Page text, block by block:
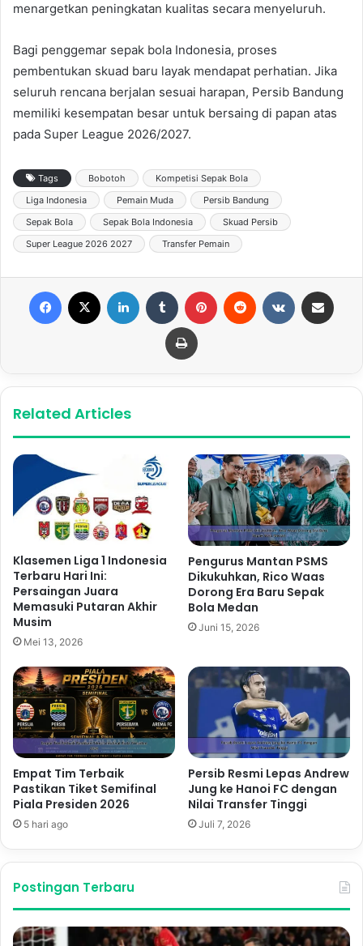
menargetkan peningkatan kualitas secara menyeluruh.
Bagi penggemar sepak bola Indonesia, proses
pembentukan skuad baru layak mendapat perhatian. Jika
seluruh rencana berjalan sesuai harapan, Persib Bandung
memiliki kesempatan besar untuk bersaing di papan atas
pada Super League 2026/2027.
Tags Bobotoh
Kompetisi Sepak Bola
Liga Indonesia
Pemain Muda
Persib Bandung
Sepak Bola
Sepak Bola Indonesia
Skuad Persib
Super League 2026 2027
Transfer Pemain
Print
Related Articles
Klasemen Liga 1 Indonesia
Terbaru Hari Ini:
Persaingan Juara
Memasuki Putaran Akhir
Musim
Mei 13, 2026
Pengurus Mantan PSMS
Dikukuhkan, Rico Waas
Dorong Era Baru Sepak
Bola Medan
Juni 15, 2026
Empat Tim Terbaik
Pastikan Tiket Semifinal
Piala Presiden 2026
5 hari ago
Persib Resmi Lepas Andrew
Jung ke Hanoi FC dengan
Nilai Transfer Tinggi
Juli 7, 2026
Postingan Terbaru